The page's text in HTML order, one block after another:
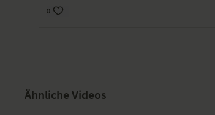
0
Ähnliche Videos